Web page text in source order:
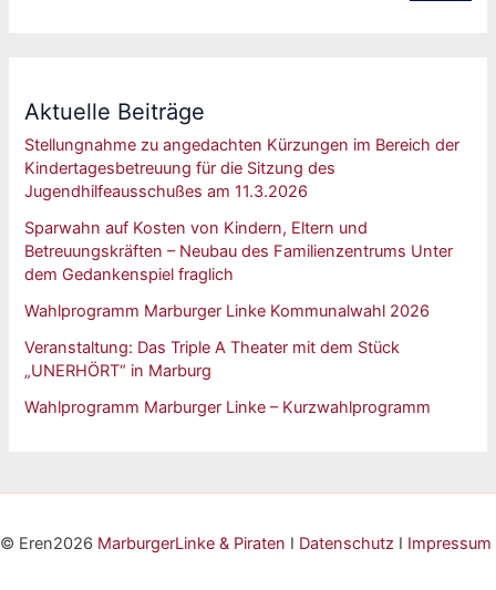
Aktuelle Beiträge
Stellungnahme zu angedachten Kürzungen im Bereich der
Kindertagesbetreuung für die Sitzung des
Jugendhilfeausschußes am 11.3.2026
Sparwahn auf Kosten von Kindern, Eltern und
Betreuungskräften – Neubau des Familienzentrums Unter
dem Gedankenspiel fraglich
Wahlprogramm Marburger Linke Kommunalwahl 2026
Veranstaltung: Das Triple A Theater mit dem Stück
„UNERHÖRT“ in Marburg
Wahlprogramm Marburger Linke – Kurzwahlprogramm
© Eren2026 MarburgerLinke & Piraten I Datenschutz I Impressum